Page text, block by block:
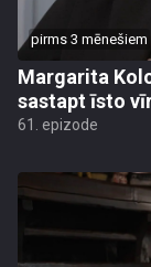
pirms 3 mēnešiem
Margarita
sastapt īsto
61. epizode